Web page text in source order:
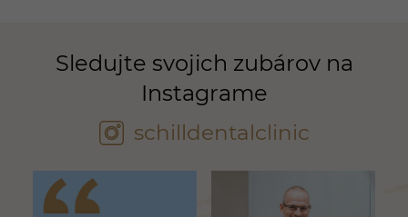
Sledujte svojich zubárov na
Instagrame
schilldentalclinic